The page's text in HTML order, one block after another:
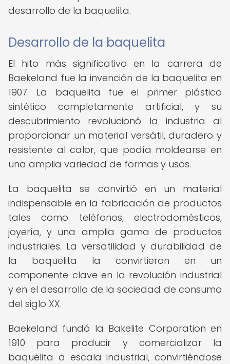
desarrollo de la baquelita.
Desarrollo de la baquelita
El hito más significativo en la carrera de
Baekeland fue la invención de la baquelita en
1907. La baquelita fue el primer plástico
sintético completamente artificial, y su
descubrimiento revolucionó la industria al
proporcionar un material versátil, duradero y
resistente al calor, que podía moldearse en
una amplia variedad de formas y usos.
La baquelita se convirtió en un material
indispensable en la fabricación de productos
tales como teléfonos, electrodomésticos,
joyería, y una amplia gama de productos
industriales. La versatilidad y durabilidad de
la baquelita la convirtieron en un
componente clave en la revolución industrial
y en el desarrollo de la sociedad de consumo
del siglo XX.
Baekeland fundó la Bakelite Corporation en
1910 para producir y comercializar la
baquelita a escala industrial, convirtiéndose